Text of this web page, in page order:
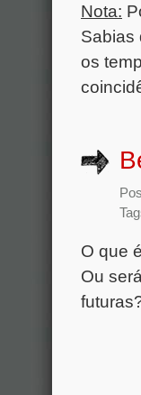
Nota:
Sabias
os
O que
Ou